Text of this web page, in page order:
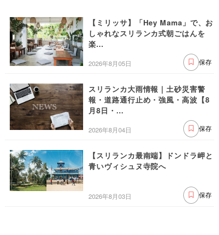
【ミリッサ】「Hey Mama」で、お
しゃれなスリランカ式朝ごはんを
楽...
2026年8月05日 保存
スリランカ大雨情報｜土砂災害警
報・道路通行止め・強風・高波【8
月8日・...
2026年8月04日 保存
【スリランカ最南端】ドンドラ岬と
青いヴィシュヌ寺院へ
2026年8月03日 保存